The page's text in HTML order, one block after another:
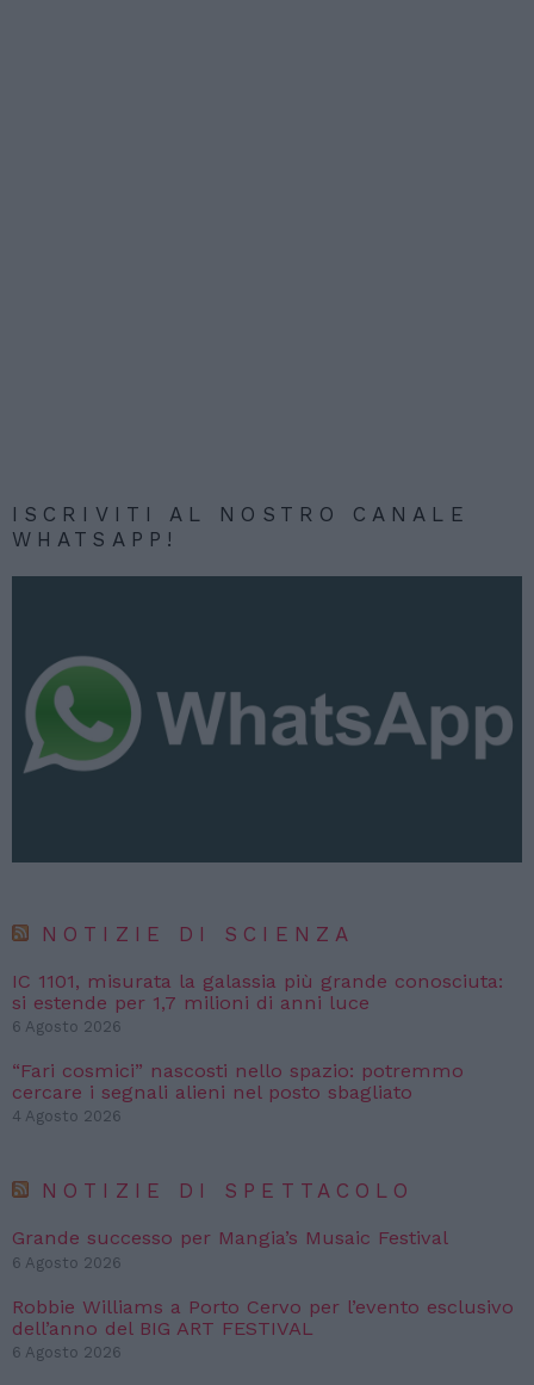
ISCRIVITI AL NOSTRO CANALE
WHATSAPP!
NOTIZIE DI SCIENZA
IC 1101, misurata la galassia più grande conosciuta:
si estende per 1,7 milioni di anni luce
6 Agosto 2026
“Fari cosmici” nascosti nello spazio: potremmo
cercare i segnali alieni nel posto sbagliato
4 Agosto 2026
NOTIZIE DI SPETTACOLO
Grande successo per Mangia’s Musaic Festival
6 Agosto 2026
Robbie Williams a Porto Cervo per l’evento esclusivo
dell’anno del BIG ART FESTIVAL
6 Agosto 2026